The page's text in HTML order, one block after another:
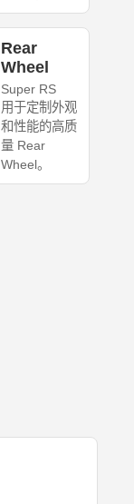
Rear
Wheel
Super RS
用于定制外观
和性能的高质
量 Rear
Wheel。